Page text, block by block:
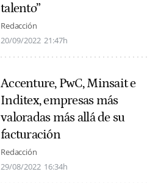
talento”
Redacción
20/09/2022 21:47h
Accenture, PwC, Minsait e
Inditex, empresas más
valoradas más allá de su
facturación
Redacción
29/08/2022 16:34h